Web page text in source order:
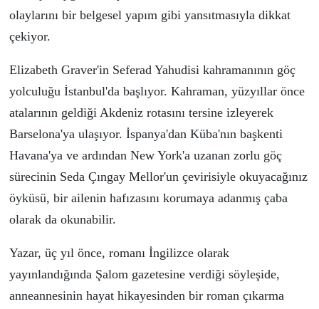
olaylarını bir belgesel yapım gibi yansıtmasıyla dikkat
çekiyor.
Elizabeth Graver'in Seferad Yahudisi kahramanının göç
yolculuğu İstanbul'da başlıyor. Kahraman, yüzyıllar önce
atalarının geldiği Akdeniz rotasını tersine izleyerek
Barselona'ya ulaşıyor. İspanya'dan Küba'nın başkenti
Havana'ya ve ardından New York'a uzanan zorlu göç
sürecinin Seda Çıngay Mellor'un çevirisiyle okuyacağınız
öyküsü, bir ailenin hafızasını korumaya adanmış çaba
olarak da okunabilir.
Yazar, üçyıl önce, romanı İngilizce olarak
yayınlandığında Şalom gazetesine verdiği söyleşide,
anneannesinin hayat hikayesinden bir roman çıkarma